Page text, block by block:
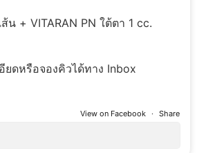
น + VITARAN PN ใต้ตา 1 cc.
ยดหรือจองคิวได้ทาง Inbox
View on Facebook · Share